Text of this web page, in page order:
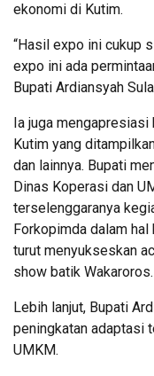
ekonomi di Kutim.
“Hasil expo ini cukup
expo ini ada
Bupati Ardiansyah
Ia juga
Kutim yang
dan lainnya. Bupati
Dinas Koperasi dan
terselenggaranya
Forkopimda dalam
turut menyukseskan
show batik Wakaroros.
Lebih lanjut, Bupati
peningkatan adaptasi
UMKM.